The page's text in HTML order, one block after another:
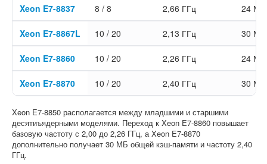
Xeon E7-8837 8 / 8 2,66 ГГц 24 МБ
Xeon E7-8867L 10 / 20 2,13 ГГц 30 МБ
Xeon E7-8860 10 / 20 2,26 ГГц 24 МБ
Xeon E7-8870 10 / 20 2,40 ГГц 30 МБ
Xeon E7-8850 располагается между младшими и старшими
десятиъядерными моделями. Переход к Xeon E7-8860 повышает
базовую частоту с 2,00 до 2,26 ГГц, а Xeon E7-8870
дополнительно получает 30 МБ общей кэш-памяти и частоту 2,40
ГГц.